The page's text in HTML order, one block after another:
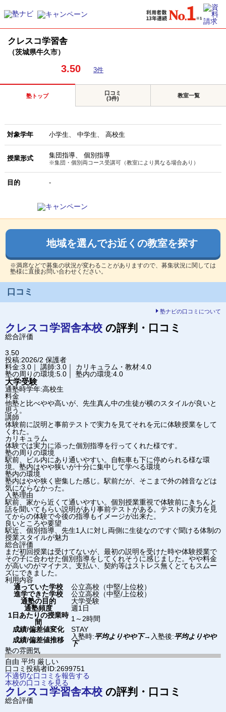
クレスコ学習舎
（茨城県牛久市）
3.50 3件
塾トップ
口コミ
(3件)
教室一覧
対象学年 小学生 中学生 高校生
授業形式 集団指導 個別指導
※集団・個別両コース受講可（教室により異なる場合あり）
目的 -
地域を選んでお近くの教室を探す
※満席などで募集の状況が変わることがありますので、募集状況に関しては
塾様に直接お問い合わせください。
口コミ
塾ナビの口コミについて
クレスコ学習舎本校 の評判・口コミ
総合評価
3.50
投稿:2026/2 保護者
料金:3.0｜ 講師:3.0｜ カリキュラム・教材:4.0
塾の周りの環境:5.0｜ 塾内の環境:4.0
大学受験
通塾時学年:高校生
料金
他塾と比べやや高いが、先生真ん中の生徒が横のスタイルが良いと
思う。
講師
体験前に説明と事前テストで実力を見てそれを元に体験授業をして
くれた。
カリキュラム
体験では実力に添った個別指導を行ってくれた様です。
塾の周りの環境
駅前、ビル内にあり通いやすい。自転車も下に停められる様な環
境。塾内はやや狭いが十分に集中して学べる環境
塾内の環境
塾内はやや狭く密集した感じ。駅前だが、そこまで外の雑音などは
気にならなかった。
入塾理由
駅前、家から近くて通いやすい。個別授業重視で体験前にきちんと
話を聞いてもらい説明があり事前テストがある。テストの実力を見
てからの体験で今後の指導もイメージが出来た。
良いところや要望
駅近、個別指導、先生1人に対し両側に生徒なのですぐ聞ける体制の
授業スタイルが魅力
総合評価
まだ初回授業は受けてないが、最初の説明を受けた時や体験授業で
その子に合わせた個別指導をしてくれそうに感じました。やや料金
が高いのがマイナス。支払い、契約等はストレス無くとてもスムー
ズにできました。
利用内容
通っていた学校
公立高校（中堅/上位校）
進学できた学校
公立高校（中堅/上位校）
通塾の目的
大学受験
通塾頻度
週1日
1日あたりの授業時
間
1～2時間
成績/偏差値変化
STAY
成績/偏差値推移
入塾時:平均よりやや下→ 入塾後:平均よりやや
下
塾の雰囲気
自由 平均 厳しい
口コミ投稿者ID:2699751
不適切な口コミを報告する
本校の口コミを見る
クレスコ学習舎本校 の評判・口コミ
総合評価